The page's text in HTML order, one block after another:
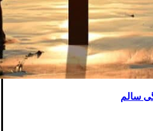
سالم